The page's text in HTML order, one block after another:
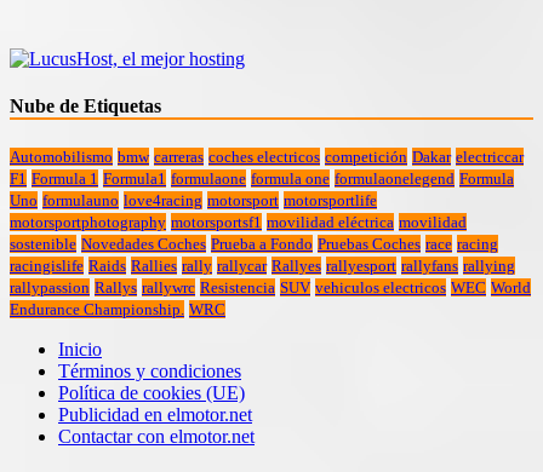
Nube de Etiquetas
Automobilismo bmw carreras coches electricos competición Dakar electriccar
F1 Formula 1 Formula1 formulaone formula one formulaonelegend Formula
Uno formulauno love4racing motorsport motorsportlife
motorsportphotography motorsportsf1 movilidad eléctrica movilidad
sostenible Novedades Coches Prueba a Fondo Pruebas Coches race racing
racingislife Raids Rallies rally rallycar Rallyes rallyesport rallyfans rallying
rallypassion Rallys rallywrc Resistencia SUV vehiculos electricos WEC World
Endurance Championship. WRC
Inicio
Términos y condiciones
Política de cookies (UE)
Publicidad en elmotor.net
Contactar con elmotor.net